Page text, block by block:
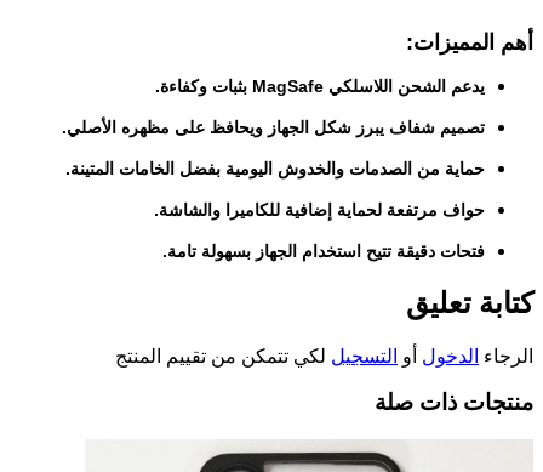
أهم المميزات:
يدعم الشحن اللاسلكي MagSafe بثبات وكفاءة.
تصميم شفاف يبرز شكل الجهاز ويحافظ على مظهره الأصلي.
حماية من الصدمات والخدوش اليومية بفضل الخامات المتينة.
حواف مرتفعة لحماية إضافية للكاميرا والشاشة.
فتحات دقيقة تتيح استخدام الجهاز بسهولة تامة.
كتابة تعليق
الرجاء الدخول أو التسجيل لكي تتمكن من تقييم المنتج
منتجات ذات صلة